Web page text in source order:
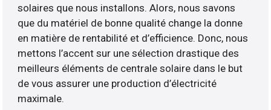
solaires que nous installons. Alors, nous savons
que du matériel de bonne qualité change la donne
en matière de rentabilité et d’efficience. Donc, nous
mettons l’accent sur une sélection drastique des
meilleurs éléments de centrale solaire dans le but
de vous assurer une production d’électricité
maximale.